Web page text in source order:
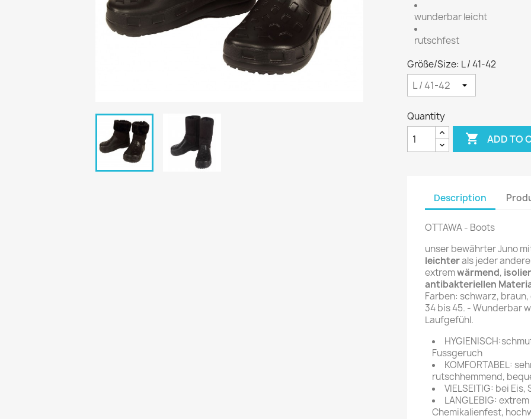
wunderbar leicht
rutschfest
Größe/Size: L / 41-42
Quantity
 ADD TO
Description
OTTAWA - Boots
unser bewährter Juno
leichterals jeder
extremwärmend,
antibakteriellen
Farben: schwarz,
34 bis 45. - Wunderbar
Laufgefühl.
Fussgeruch
KOMFORTABEL:
rutschhemmend,
VIELSEITIG: bei
LANGLEBIG:
Chemikalienfest,